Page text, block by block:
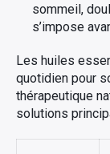
sommeil,
s’impose
Les huiles
quotidien pour
thérapeutique
solutions